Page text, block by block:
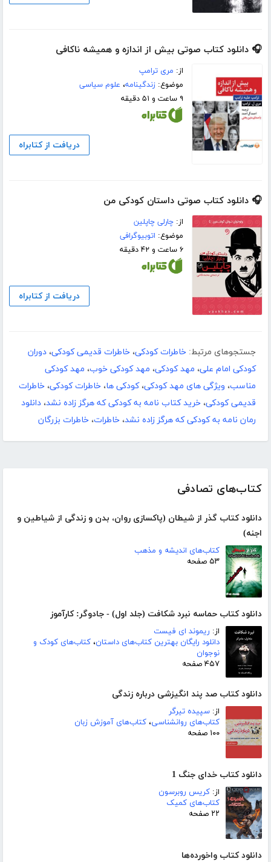
کتاب‌های تصادفی
دانلود کتاب گذر از شیطان (پاکسازی روان، بدن و زندگی از شیاطین و
اجنه)
کتاب‌های اندیشه و مذهب
۵۳ صفحه
دانلود کتاب حماسه نبرد شکافت (جلد اول) - جادوگر: کارآموز
از: ریموند ای فیست
دانلود رایگان بهترین کتاب‌های داستان، کتاب‌های کودک و
نوجوان
۴۵۷ صفحه
دانلود کتاب صد پند انگیزشی درباره زندگی
از: سپیده تیرگر
کتاب‌های روانشناسی، کتاب‌های آموزش زبان
۱۰۰ صفحه
دانلود کتاب خدای جنگ 1
از: کریس روبرسون
کتاب‌های کمیک
۲۲ صفحه
دانلود کتاب واخورده‌ها
🎧 دانلود کتاب صوتی بیش از اندازه و همیشه ناکافی
از: مری ترامپ
موضوع:زندگینامه، علوم سیاسی
۹ ساعت و ۵۱ دقیقه
دریافت از کتابراه
🎧 دانلود کتاب صوتی داستان کودکی من
از:چارلی چاپلین
موضوع: اتوبیوگرافی
۶ ساعت و ۴۲ دقیقه
دریافت از کتابراه
جستجوهای مرتبط: خاطرات کودکی، خاطرات قدیمی کودکی، دوران
کودکی امام علی، مهد کودکی، مهد کودکی خوب، مهد کودکی
مناسب، ویژگی های مهد کودکی،کودکی ها، خاطرات کودکی، خاطرات
قدیمی کودکی، خرید کتاب نامه به کودکی که هرگز زاده نشد، دانلود
رمان نامه به کودکی که هرگز زاده نشد، خاطرات، خاطرات بزرگان